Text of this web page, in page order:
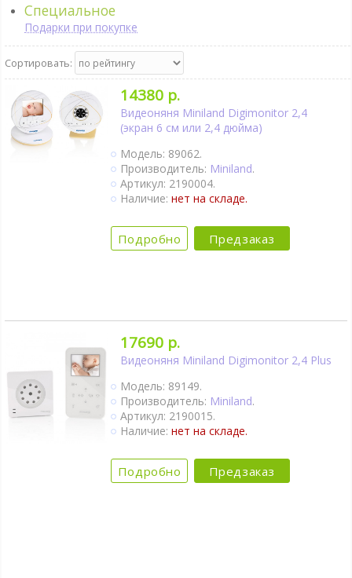
Специальное
Подарки при покупке
Сортировать:
14380 р.
Видеоняня Miniland Digimonitor 2,4
(экран 6 см или 2,4 дюйма)
Модель: 89062.
Производитель: Miniland.
Артикул: 2190004.
Наличие:нет на складе.
Подробно Предзаказ
17690 р.
Видеоняня Miniland Digimonitor 2,4 Plus
Модель: 89149.
Производитель: Miniland.
Артикул: 2190015.
Наличие:нет на складе.
Подробно Предзаказ